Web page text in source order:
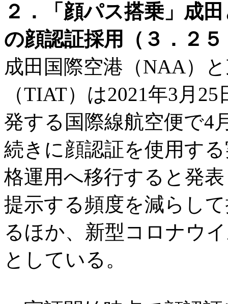
２．「顔パス搭乗」成
の顔認証採用（３．２
成田国際空港（NAA）
（TIAT）は2021年3月
発する国際線航空便で4
続きに顔認証を使用す
格運用へ移行すると発
提示する頻度を減らし
るほか、新型コロナウ
としている。